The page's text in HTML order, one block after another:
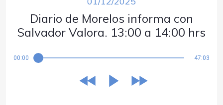
Diario de Morelos informa con
Salvador Valora. 13:00 a 14:00 hrs
00:00 47:03